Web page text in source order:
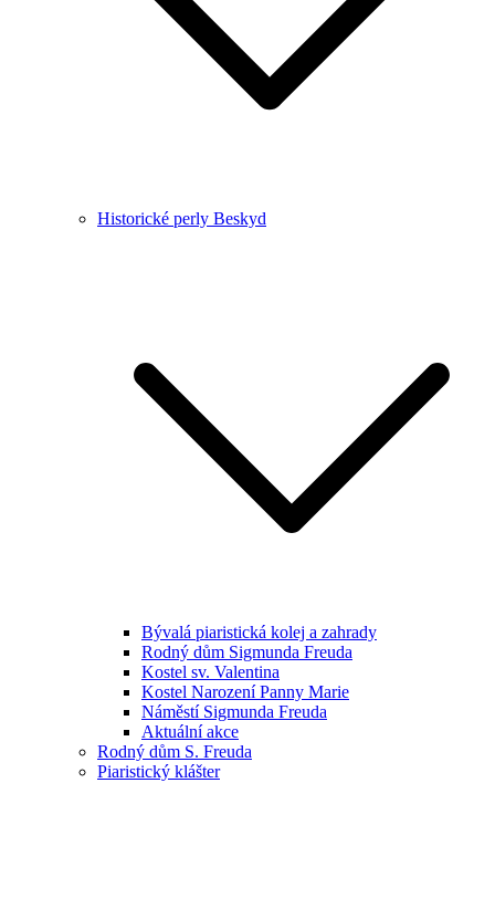
Historické perly Beskyd
Bývalá piaristická kolej a zahrady
Rodný dům Sigmunda Freuda
Kostel sv. Valentina
Kostel Narození Panny Marie
Náměstí Sigmunda Freuda
Aktuální akce
Rodný dům S. Freuda
Piaristický klášter